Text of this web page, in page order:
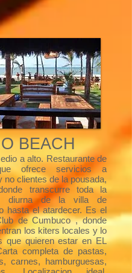
BEACH
a alto. Restaurante de
ofrece servicios a
no clientes de la pousada,
transcurre toda la
diurna de la villa de
hasta el atardecer. Es el
de Cumbuco , donde
los kiters locales y lo
que quieren estar en EL
completa de pastas,
carnes, hamburguesas,